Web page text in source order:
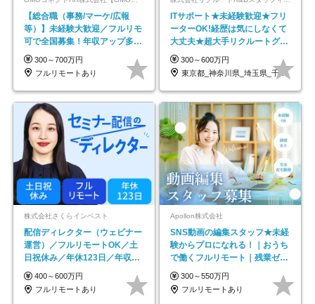
【総合職（事務/マーケ/広報
等）】未経験大歓迎／フルリモ
可で全国募集！年収アップ多数
★年休最大130日★
300～700万円
フルリモートあり
ITサポート★未経験歓迎★フリ
ーターOK!経歴は気にしなくて
大丈夫★超大手リクルートグル
ープの正社員/sg
300～600万円
東京都_神奈川県_埼玉県_千葉県_大阪府…
株式会社さくらインベスト
配信ディレクター（ウェビナー
運営）／フルリモートOK／土
日祝休み／年休123日／年収
600万円可
400～600万円
フルリモートあり
Apollon株式会社
SNS動画の編集スタッフ★未経
験からプロになれる！｜おうち
で働くフルリモート｜残業ゼロ
で18時退勤◎
300～550万円
フルリモートあり